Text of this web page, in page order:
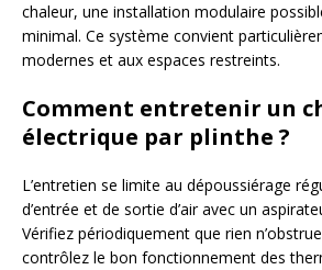
chaleur, une installation modulaire
minimal. Ce système convient
modernes et aux espaces restreints.
Comment entretenir un
électrique par plinthe ?
L’entretien se limite au dépoussiérage
d’entrée et de sortie d’air avec un
Vérifiez périodiquement que rien
contrôlez le bon fonctionnement des